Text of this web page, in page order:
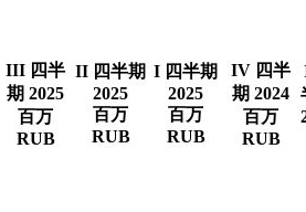
III 四半
期 2025
百万
RUB
II 四半期
2025
百万
RUB
I 四半期
2025
百万
RUB
IV 四半
期 2024
百万
RUB